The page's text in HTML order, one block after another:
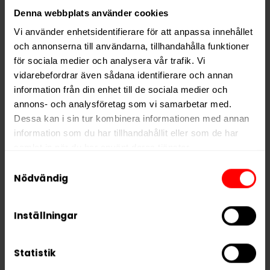
Denna webbplats använder cookies
Vi använder enhetsidentifierare för att anpassa innehållet
och annonserna till användarna, tillhandahålla funktioner
för sociala medier och analysera vår trafik. Vi
vidarebefordrar även sådana identifierare och annan
information från din enhet till de sociala medier och
annons- och analysföretag som vi samarbetar med.
Dessa kan i sin tur kombinera informationen med annan
information som du har tillhandahållit eller som de har
We work with
who may receive and
Nödvändig
Inställningar
Statistik
PRODUKTINFORMATION
Typ
Nikotinfritt Snus
Smak
Traditionell
Format
Large
Vikt per dosa
10 g
Portioner per dosa
18
Varumärke
RELATERADE PRODUKTER